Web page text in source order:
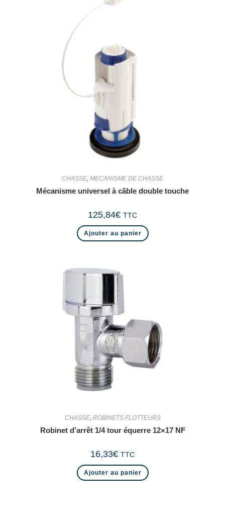
CHASSE, MECANISME DE CHASSE
Mécanisme universel à câble double touche
125,84€ TTC
Ajouter au panier
CHASSE, ROBINETS FLOTTEURS
Robinet d’arrêt 1/4 tour équerre 12×17 NF
16,33€ TTC
Ajouter au panier